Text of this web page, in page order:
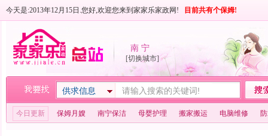
今天是:2013年12月15日.您好,欢迎您来到家家乐家政网! 目前共有个保姆!
南 宁
[切换城市]
供求信息
今日更新 保姆月嫂 南宁保洁 母婴护理 搬家搬运 电脑维修